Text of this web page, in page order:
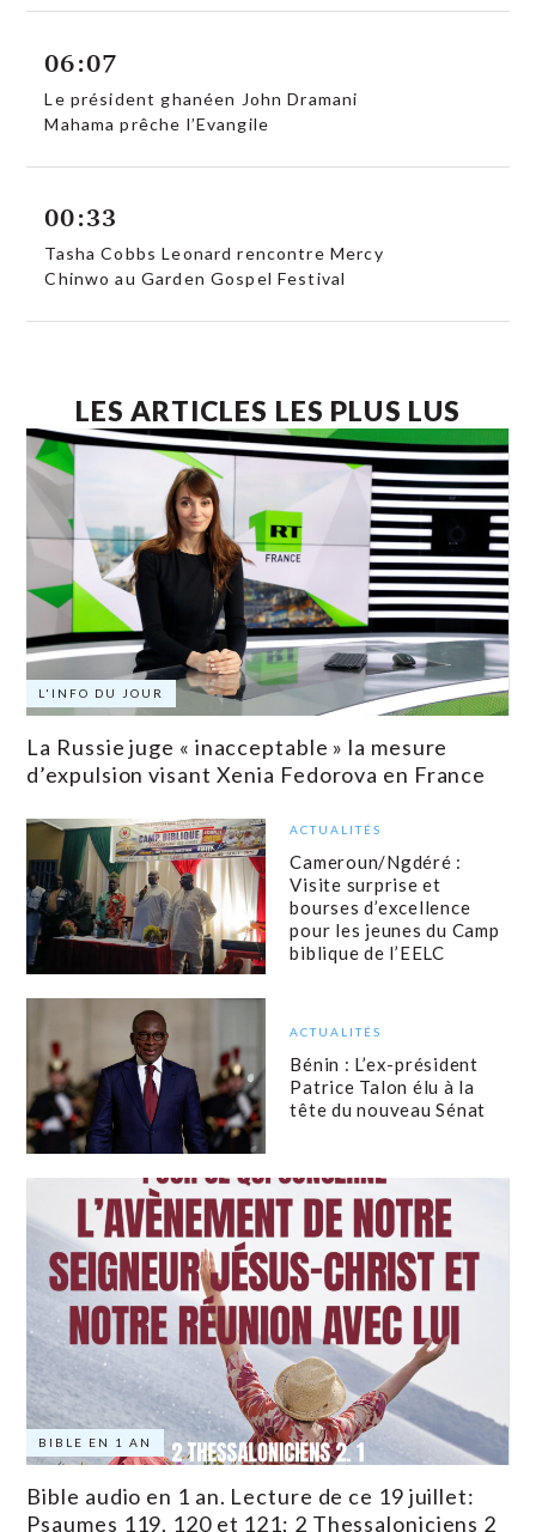
06:07
Le président ghanéen John Dramani
Mahama prêche l’Evangile
00:33
Tasha Cobbs Leonard rencontre Mercy
Chinwo au Garden Gospel Festival
LES ARTICLES LES PLUS LUS
L'INFO DU JOUR
La Russie juge « inacceptable » la mesure
d’expulsion visant Xenia Fedorova en France
ACTUALITÉS
Cameroun/Ngdéré :
Visite surprise et
bourses d’excellence
pour les jeunes du Camp
biblique de l’EELC
ACTUALITÉS
Bénin : L’ex-président
Patrice Talon élu à la
tête du nouveau Sénat
BIBLE EN 1 AN
Bible audio en 1 an. Lecture de ce 19 juillet:
Psaumes 119, 120 et 121; 2 Thessaloniciens 2